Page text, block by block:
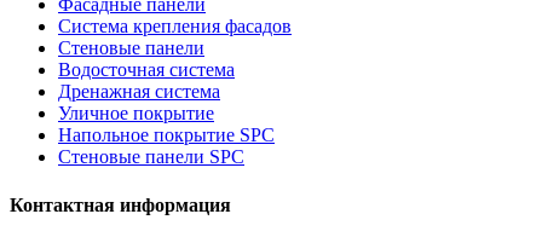
Фасадные панели
Система крепления фасадов
Стеновые панели
Водосточная система
Дренажная система
Уличное покрытие
Напольное покрытие SPC
Стеновые панели SPC
Контактная информация